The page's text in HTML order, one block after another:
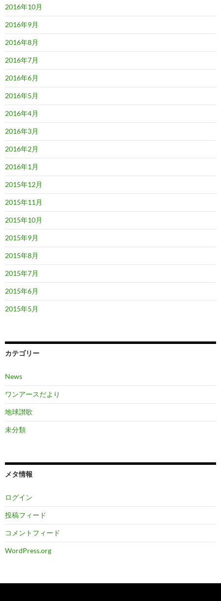
2016年10月
2016年9月
2016年8月
2016年7月
2016年6月
2016年5月
2016年4月
2016年3月
2016年2月
2016年1月
2015年12月
2015年11月
2015年10月
2015年9月
2015年8月
2015年7月
2015年6月
2015年5月
カテゴリー
News
ワンアースだより
地球讃歌
未分類
メタ情報
ログイン
投稿フィード
コメントフィード
WordPress.org